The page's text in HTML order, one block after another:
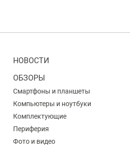
НОВОСТИ
ОБЗОРЫ
Смартфоны и планшеты
Компьютеры и ноутбуки
Комплектующие
Периферия
Фото и видео